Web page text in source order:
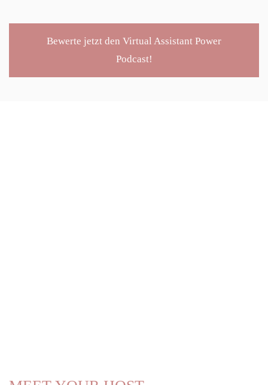
Bewerte jetzt den Virtual Assistant Power
Podcast!